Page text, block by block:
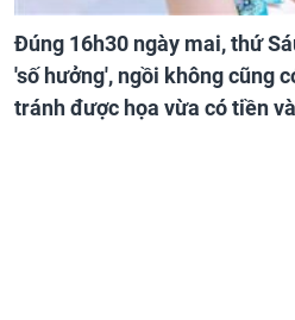
Đúng 16h30 ngày mai, thứ
'số hưởng', ngồi không cũng
tránh được họa vừa có tiền